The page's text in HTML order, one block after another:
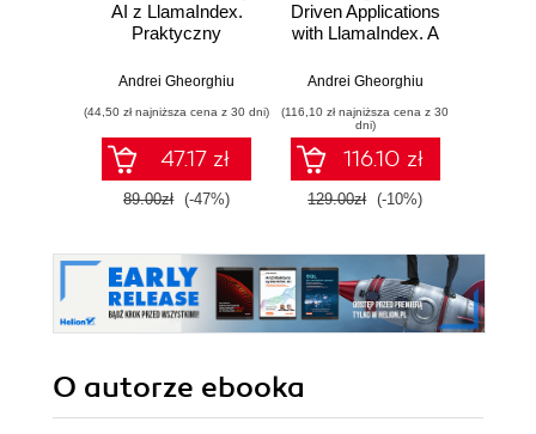
AI z LlamaIndex.
Praktyczny
RAG i LLM
Andrei Gheorghiu
(44,50 zł najniższa cena z 30 dni)
47.17 zł
89.00zł (-47%)
Driven Applications
with LlamaIndex. A
retrieval-
generation (RAG)
to enhance LLM
applications
Andrei Gheorghiu
(116,10 zł najniższa cena z 30
dni)
116.10 zł
129.00zł (-10%)
O autorze ebooka